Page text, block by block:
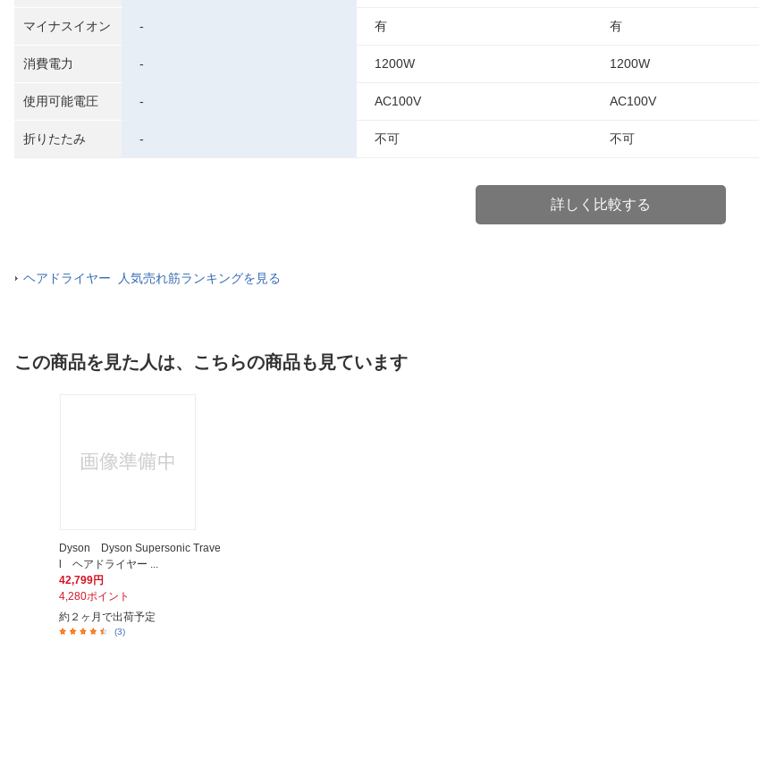
マイナスイオン
消費電力
使用可能電圧
折りたたみ
-
-
-
-
有
1200W
AC100V
不可
有
1200W
AC100V
不可
詳しく比較する
ヘアドライヤー 人気売れ筋ランキングを見る
この商品を見た人は、こちらの商品も見ています
Dyson Dyson Supersonic Trave
l ヘアドライヤー ...
42,799円
4,280ポイント
約２ヶ月で出荷予定
(3)